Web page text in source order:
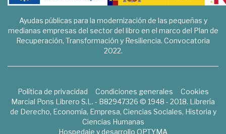
Ayudas públicas para la modernización de las pequeñas y
medianas empresas del sector del libro en el marco del Plan de
Recuperación, Transformación y Resiliencia. Convocatoria
2022.
Política de privacidad Condiciones generales
Cookies
Marcial Pons Librero S.L. - B82947326 © 1948 - 2018. Librería
de Derecho, Economía, Empresa, Ciencias Sociales, Historia y
Ciencias Humanas
Hospedaje y desarrollo OPTYMA